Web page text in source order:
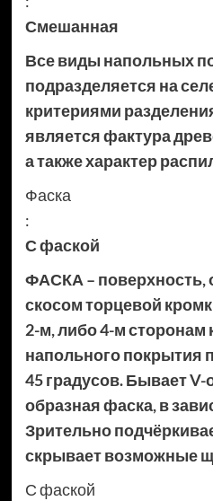
Смешанная
Все виды напольных
подразделяется на
критериями
является фактура
а также характер
Фаска
:
С фаской
ФАСКА – поверхность,
скосом торцевой
2-м, либо 4-м сторонам
напольного покрытия
45 градусов. Бывает V-
образная фаска, в
Зрительно
скрывает возможные
С фаской